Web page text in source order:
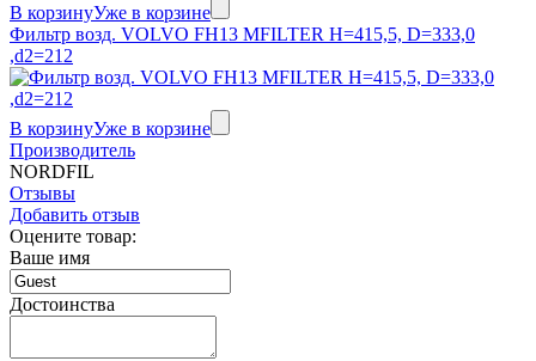
В корзинуУже в корзине
Фильтр возд. VOLVO FH13 MFILTER H=415,5, D=333,0
,d2=212
В корзинуУже в корзине
Производитель
NORDFIL
Отзывы
Добавить отзыв
Оцените товар:
Ваше имя
Достоинства